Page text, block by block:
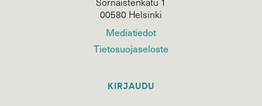
00580 Helsinki
Mediatiedot
Tietosuojaseloste
KIRJAUDU